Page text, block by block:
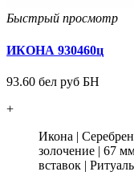
Быстрый просмотр
ИКОНА 930460ц
93.60 бел руб БН
+
Икона |
золочение | 67
вставок |